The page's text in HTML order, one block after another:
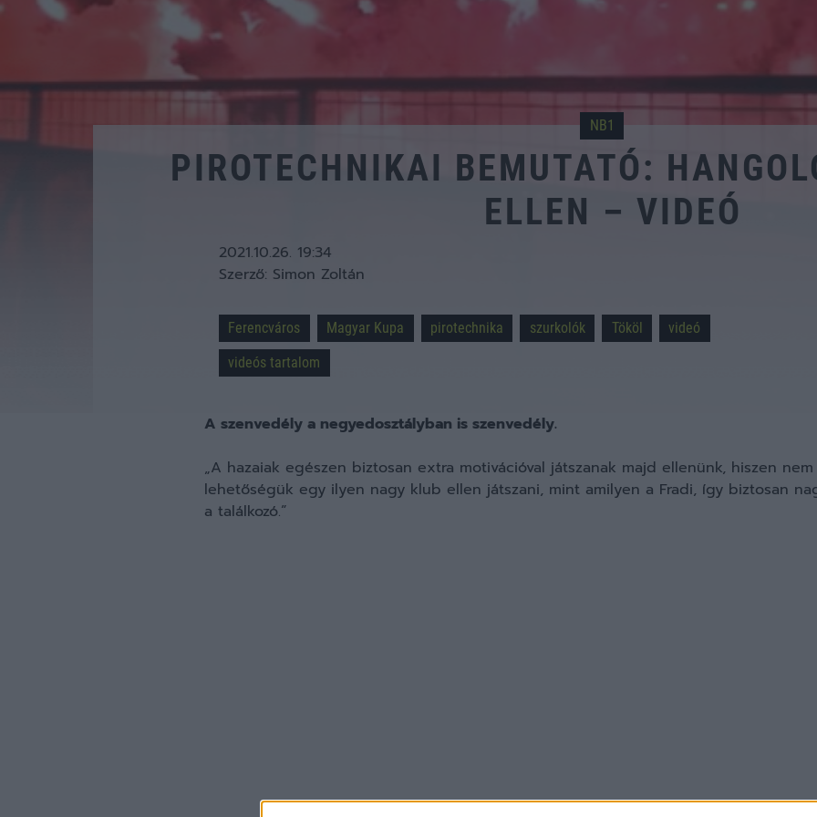
NB1
PIROTECHNIKAI BEMUTATÓ:
ELLEN – VIDEÓ
2021.10.26. 19:34
Szerző: Simon Zoltán
Ferencváros Magyar Kupa pirotechnika szurkolók Tököl
videó
videós tartalom
A szenvedély a negyedosztályban is szenvedély.
„A hazaiak egészen biztosan extra motivációval játszanak majd ellenünk, hiszen
lehetőségük egy ilyen nagy klub ellen játszani, mint amilyen a Fradi, így biztosan
a találkozó.”